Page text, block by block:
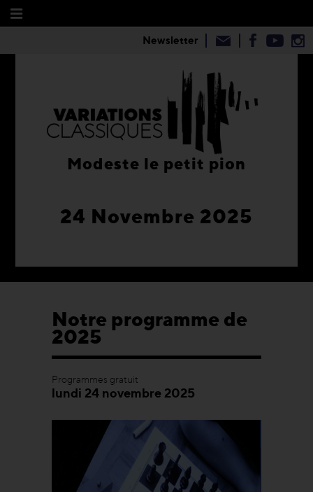
24 Novembre 2025
Modeste le petit pion
Newsletter
Notre programme de
2025
Programmes gratuit
lundi 24 novembre 2025